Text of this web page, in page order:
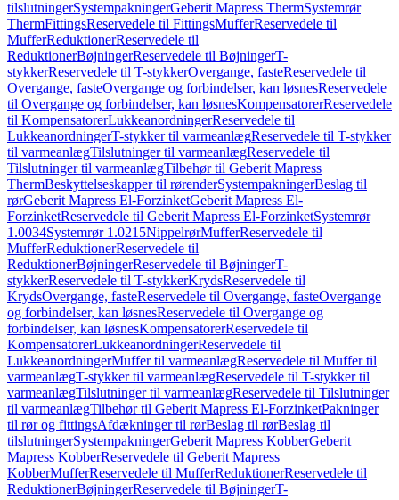
tilslutningerSystempakningerGeberit Mapress ThermSystemrør
ThermFittingsReservedele til FittingsMufferReservedele til
MufferReduktionerReservedele til
ReduktionerBøjningerReservedele til BøjningerT-
stykkerReservedele til T-stykkerOvergange, fasteReservedele til
Overgange, fasteOvergange og forbindelser, kan løsnesReservedele
til Overgange og forbindelser, kan løsnesKompensatorerReservedele
til KompensatorerLukkeanordningerReservedele til
LukkeanordningerT-stykker til varmeanlægReservedele til T-stykker
til varmeanlægTilslutninger til varmeanlægReservedele til
Tilslutninger til varmeanlægTilbehør til Geberit Mapress
ThermBeskyttelseskapper til rørenderSystempakningerBeslag til
rørGeberit Mapress El-ForzinketGeberit Mapress El-
ForzinketReservedele til Geberit Mapress El-ForzinketSystemrør
1.0034Systemrør 1.0215NippelrørMufferReservedele til
MufferReduktionerReservedele til
ReduktionerBøjningerReservedele til BøjningerT-
stykkerReservedele til T-stykkerKrydsReservedele til
KrydsOvergange, fasteReservedele til Overgange, fasteOvergange
og forbindelser, kan løsnesReservedele til Overgange og
forbindelser, kan løsnesKompensatorerReservedele til
KompensatorerLukkeanordningerReservedele til
LukkeanordningerMuffer til varmeanlægReservedele til Muffer til
varmeanlægT-stykker til varmeanlægReservedele til T-stykker til
varmeanlægTilslutninger til varmeanlægReservedele til Tilslutninger
til varmeanlægTilbehør til Geberit Mapress El-ForzinketPakninger
til rør og fittingsAfdækninger til rørBeslag til rørBeslag til
tilslutningerSystempakningerGeberit Mapress KobberGeberit
Mapress KobberReservedele til Geberit Mapress
KobberMufferReservedele til MufferReduktionerReservedele til
ReduktionerBøjningerReservedele til BøjningerT-